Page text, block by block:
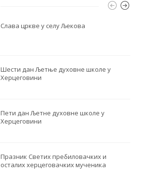
Слава цркве у селу Љекова
Шести дан Љетње духовне школе у
Херцеговини
Пети дан Љетне духовне школе у
Херцеговини
Празник Светих пребиловачких и
осталих херцеговачких мученика